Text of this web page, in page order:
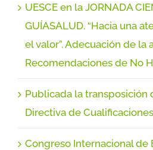
UESCE en la JORNADA
GUÍASALUD. “Hacia una
el valor”. Adecuación de la
Recomendaciones de No
Publicada la transposición
Directiva de
Congreso Internacional de